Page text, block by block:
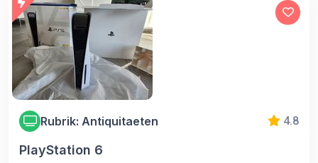
Rubrik: Antiquitaeten 4.8
PlayStation 6